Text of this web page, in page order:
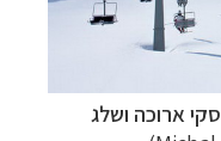
ארוכה ושלג